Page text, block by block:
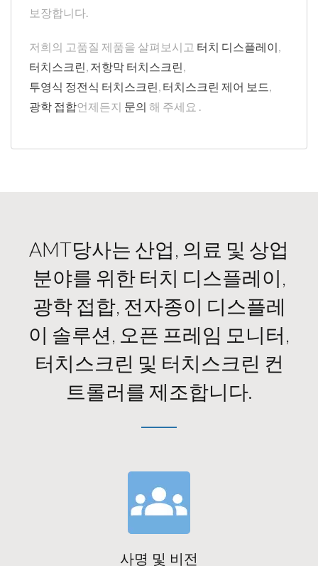
보장합니다.
저희의 고품질 제품을 살펴보시고 터치 디스플레이,
터치스크린, 저항막 터치스크린,
투영식 정전식 터치스크린, 터치스크린 제어 보드,
광학 접합언제든지 문의 해 주세요 .
AMT당사는 산업, 의료 및 상업
분야를 위한 터치 디스플레이,
광학 접합, 전자종이 디스플레
이 솔루션, 오픈 프레임 모니터,
터치스크린 및 터치스크린 컨
트롤러를 제조합니다.
사명 및 비전